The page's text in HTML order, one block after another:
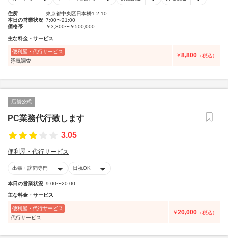
住所
東京都中央区日本橋1-2-10
本日の営業状況 7:00〜21:00
価格帯
￥3,300〜￥500,000
主な料金・サービス
便利屋・代行サービス
浮気調査
￥8,800 （税込）
店舗公式
PC業務代行致します
3.05
便利屋・代行サービス
出張・訪問専門 日祝OK
本日の営業状況 9:00〜20:00
主な料金・サービス
便利屋・代行サービス
代行サービス
￥20,000 （税込）